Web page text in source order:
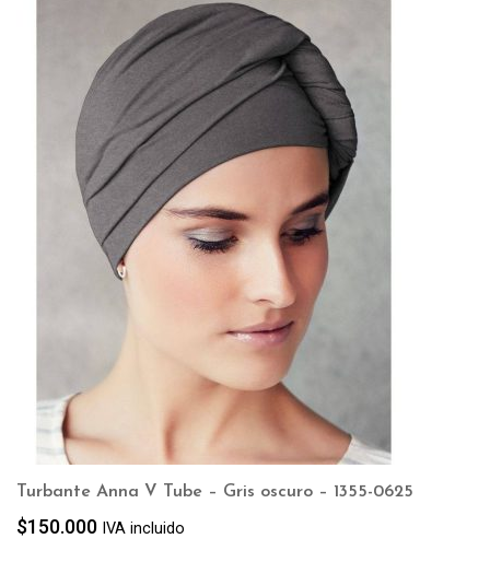
Turbante Anna V Tube – Gris oscuro – 1355-0625
$150.000 IVA incluido